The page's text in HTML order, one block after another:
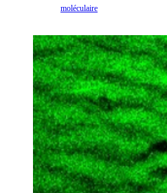
moléculaire